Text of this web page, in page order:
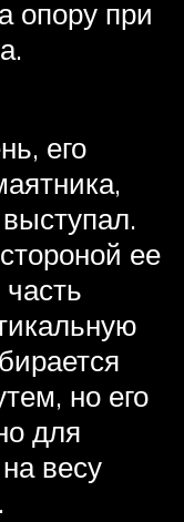
опору при
его
ее
но его
для
весу